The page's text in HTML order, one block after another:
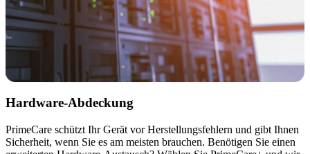
Hardware-Abdeckung
PrimeCare schützt Ihr Gerät vor Herstellungsfehlern und gibt Ihnen
Sicherheit, wenn Sie es am meisten brauchen. Benötigen Sie einen